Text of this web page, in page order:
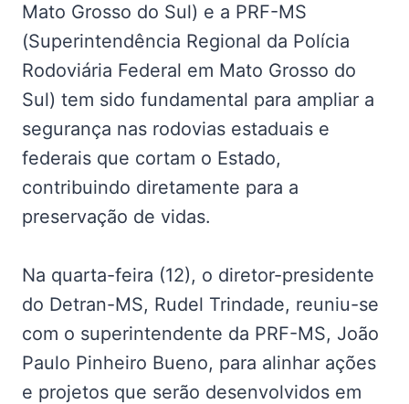
Mato Grosso do Sul) e a PRF-MS
(Superintendência Regional da Polícia
Rodoviária Federal em Mato Grosso do
Sul) tem sido fundamental para ampliar a
segurança nas rodovias estaduais e
federais que cortam o Estado,
contribuindo diretamente para a
preservação de vidas.
Na quarta-feira (12), o diretor-presidente
do Detran-MS, Rudel Trindade, reuniu-se
com o superintendente da PRF-MS, João
Paulo Pinheiro Bueno, para alinhar ações
e projetos que serão desenvolvidos em